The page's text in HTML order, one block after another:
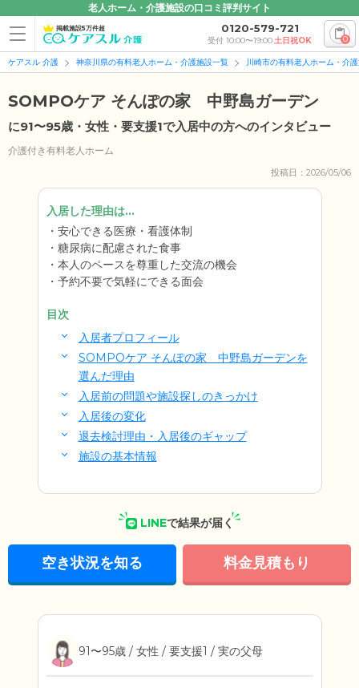
老人ホーム・介護施設の口コミ評判サイト
掲載施設5万件超 0120-579-721
受付 10:00〜19:00土日祝OK 0
ケアスル 介護 神奈川県の有料老人ホーム・介護施設一覧 川崎市の有料老人ホーム・介
SOMPOケア そんぽの家 中野島ガーデン
に91〜95歳・女性・要支援1で入居中の方へのインタビュー
介護付き有料老人ホーム
投稿日：2026/05/06
入居した理由は...
安心できる医療・看護体制
糖尿病に配慮された食事
本人のペースを尊重した交流の機会
予約不要で気軽にできる面会
目次
入居者プロフィール
SOMPOケア そんぽの家 中野島ガーデンを
選んだ理由
入居前の問題や施設探しのきっかけ
入居後の変化
退去検討理由・入居後のギャップ
施設の基本情報
LINEで結果が届く
空き状況を知る 料金見積もり
91〜95歳 / 女性 / 要支援1 / 実の父母